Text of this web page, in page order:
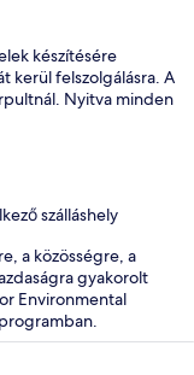
készítésére
kerül felszolgálásra. A
Nyitva minden
szálláshely
a közösségre, a
gyakorolt
Environmental